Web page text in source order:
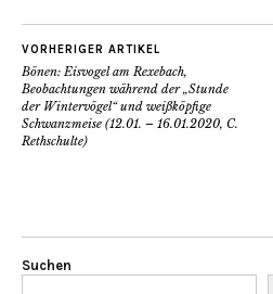
VORHERIGER ARTIKEL
Bönen: Eisvogel am Rexebach,
Beobachtungen während der „Stunde
der Wintervögel“ und weißköpfige
Schwanzmeise (12.01. – 16.01.2020, C.
Rethschulte)
Suchen